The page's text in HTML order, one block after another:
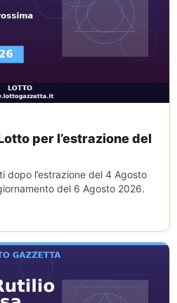
per l’estrazione del
dopo l’estrazione del 4 Agosto
del 6 Agosto 2026.